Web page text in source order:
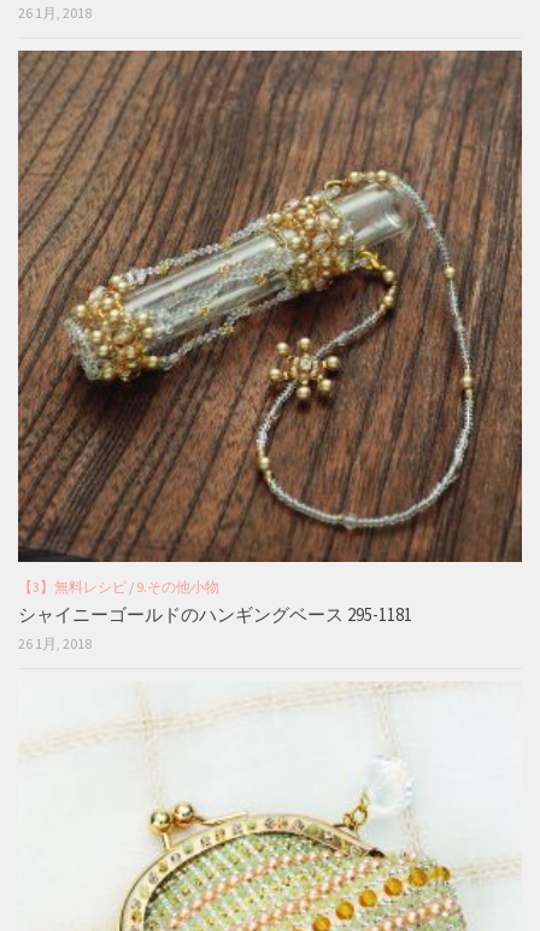
26 1月, 2018
【3】無料レシピ / 9.その他小物
シャイニーゴールドのハンギングベース 295-1181
26 1月, 2018